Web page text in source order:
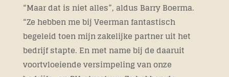
“Maar dat is niet alles”, aldus Barry Boerma.
“Ze hebben me bij Veerman fantastisch
begeleid toen mijn zakelijke partner uit het
bedrijf stapte. En met name bij de daaruit
voortvloeiende versimpeling van onze